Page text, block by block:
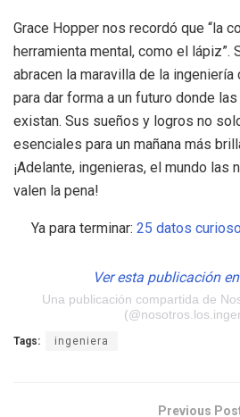
Grace Hopper nos recordó que “la
herramienta mental, como el lápiz”.
abracen la maravilla de la ingeniería
para dar forma a un futuro donde
existan. Sus sueños y logros no
esenciales para un mañana más
¡Adelante, ingenieras, el mundo las
valen la pena!
Ya para terminar: 25 datos
Ver esta publicación
Una publicación compartida de
Tags: ingeniera
Previous